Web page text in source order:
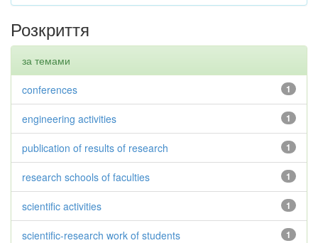
Розкриття
за темами
1
conferences
1
engineering activities
1
publication of results of research
1
research schools of faculties
1
scientific activities
1
scientific-research work of students